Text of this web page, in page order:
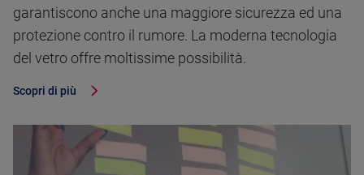
garantiscono anche una maggiore sicurezza ed una
protezione contro il rumore. La moderna tecnologia
del vetro offre moltissime possibilità.
Scopri di più